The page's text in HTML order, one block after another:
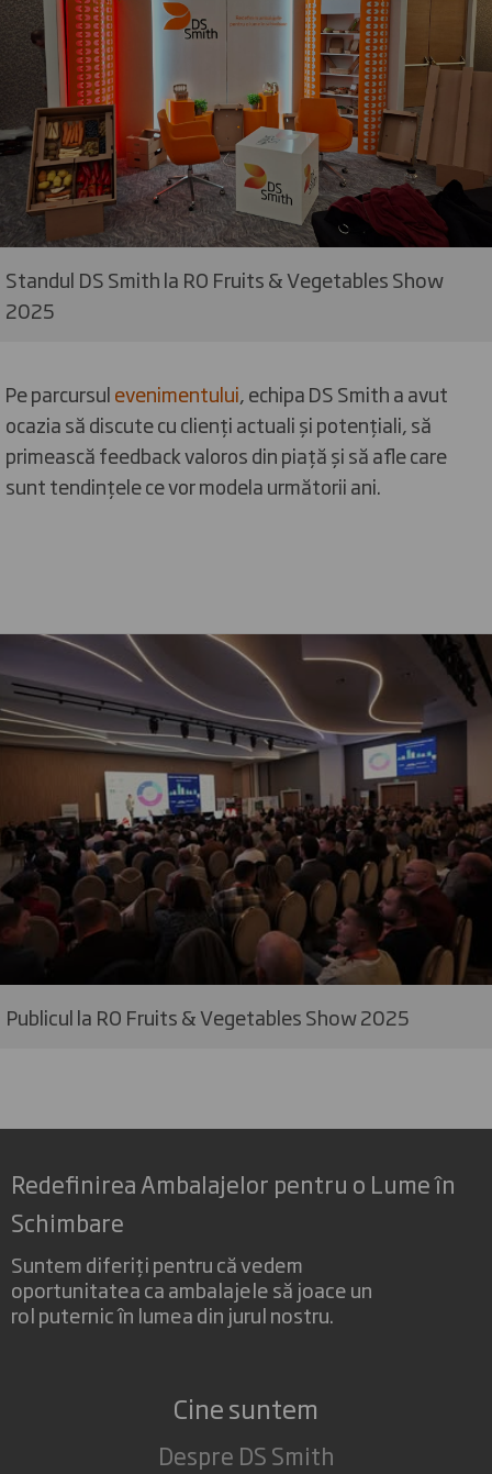
Standul DS Smith la RO Fruits & Vegetables Show
2025
Pe parcursulevenimentului, echipa DS Smith a avut
ocazia să discute cu clienți actuali și potențiali, să
primească feedback valoros din piață și să afle care
sunt tendințele ce vor modela următorii ani.
Publicul la RO Fruits & Vegetables Show 2025
Redefinirea Ambalajelor pentru o Lume în
Schimbare
Suntem diferiți pentru că vedem
oportunitatea ca ambalajele să joace un
rol puternic în lumea din jurul nostru.
Cine suntem
Despre DS Smith